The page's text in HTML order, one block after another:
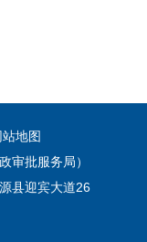
站地图
审批服务局）
县迎宾大道26